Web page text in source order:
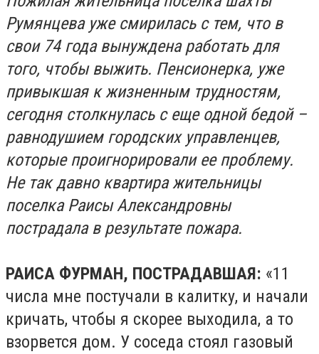
Румянцева уже смирилась с тем, что в
свои 74 года вынуждена работать для
того, чтобы выжить. Пенсионерка, уже
привыкшая к жизненным трудностям,
сегодня столкнулась с еще одной бедой –
равнодушием городских управленцев,
которые проигнорировали ее проблему.
Не так давно квартира жительницы
поселка Раисы Александровны
пострадала в результате пожара.
РАИСА ФУРМАН, ПОСТРАДАВШАЯ: «11
числа мне постучали в калитку, и начали
кричать, чтобы я скорее выходила, а то
взорвется дом. У соседа стоял газовый